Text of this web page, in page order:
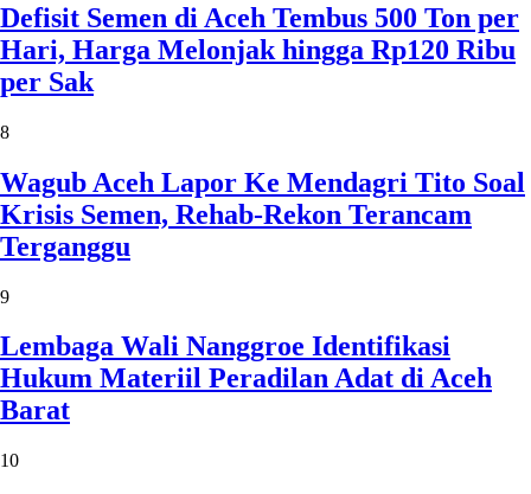
Defisit Semen di Aceh Tembus 500 Ton per
Hari, Harga Melonjak hingga Rp120 Ribu
per Sak
8
Wagub Aceh Lapor Ke Mendagri Tito Soal
Krisis Semen, Rehab-Rekon Terancam
Terganggu
9
Lembaga Wali Nanggroe Identifikasi
Hukum Materiil Peradilan Adat di Aceh
Barat
10